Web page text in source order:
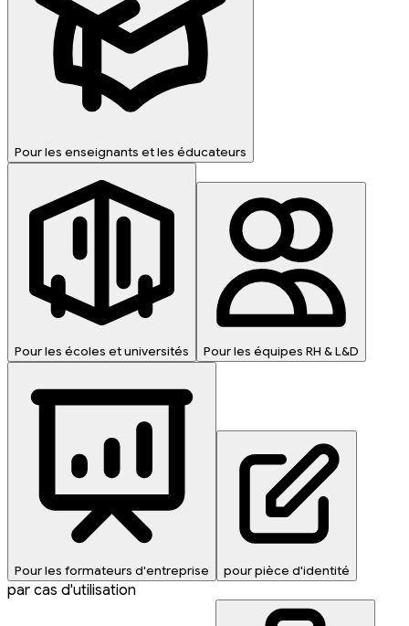
Pour les enseignants et les éducateurs
Pour les écoles et universités Pour les équipes RH & L&D
Pour les formateurs d'entreprise pour pièce d'identité
par cas d'utilisation